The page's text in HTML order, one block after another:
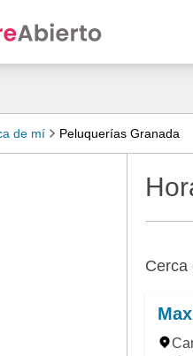
de mí Peluquerías Granada
Cerca